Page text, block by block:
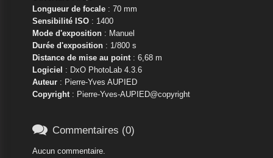
Longueur de focale: 70 mm
Sensibilité ISO: 1400
Mode d'exposition: Manuel
Durée d'exposition: 1/800 s
Distance de mise au point: 6,68 m
Logiciel : DxO PhotoLab 4.3.6
Auteur: Pierre-Yves AUPIED
Copyright: Pierre-Yves-AUPIED@copyright
 Commentaires (0)
Aucun commentaire.